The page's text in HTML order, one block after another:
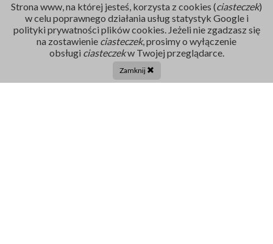
Rejestracja
Tel. centrala:
Strona www, na której jesteś, korzysta z cookies (ciasteczek)
w celu poprawnego działania usług statystyk Google i
polityki prywatności plików cookies. Jeżeli nie zgadzasz się
na zostawienie ciasteczek, prosimy o wyłączenie
obsługi ciasteczekw Twojej przeglądarce.
Zamknij